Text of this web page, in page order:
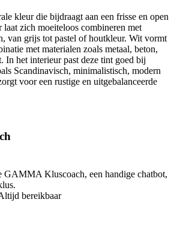
kleur die bijdraagt aan een frisse en open
zich moeiteloos combineren met
van grijs tot pastel of houtkleur. Wit vormt
met materialen zoals metaal, beton,
In het interieur past deze tint goed bij
Scandinavisch, minimalistisch, modern
voor een rustige en uitgebalanceerde
GAMMA Kluscoach, een handige chatbot,
bereikbaar